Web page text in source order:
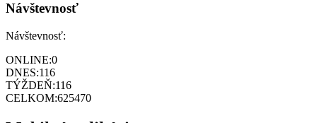
Návštevnosť
Návštevnosť:
ONLINE:0
DNES:116
TÝŽDEŇ:116
CELKOM:625470